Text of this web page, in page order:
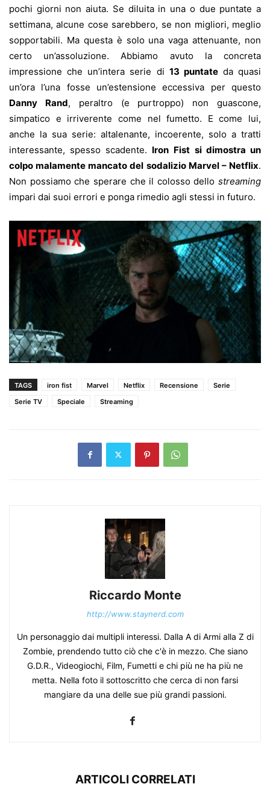
pochi giorni non aiuta. Se diluita in una o due puntate a
settimana, alcune cose sarebbero, se non migliori, meglio
sopportabili. Ma questa è solo una vaga attenuante, non
certo un’assoluzione. Abbiamo avuto la concreta
impressione che un’intera serie di 13 puntateda quasi
un’ora l’una fosse un’estensione eccessiva per questo
Danny Rand, peraltro (e purtroppo) non guascone,
simpatico e irriverente come nel fumetto. E come lui,
anche la sua serie: altalenante, incoerente, solo a tratti
interessante, spesso scadente. Iron Fist si dimostra un
colpo malamente mancato del sodalizio Marvel – Netflix.
Non possiamo che sperare che il colosso dello streaming
impari dai suoi errori e ponga rimedio agli stessi in futuro.
TAGS iron fist Marvel Netflix Recensione
Serie
Serie TV
Speciale Streaming
Riccardo Monte
http://www.staynerd.com
Un personaggio dai multipli interessi. Dalla A di Armi alla Z di
Zombie, prendendo tutto ciò che c'è in mezzo. Che siano
G.D.R., Videogiochi, Film, Fumetti e chi più ne ha più ne
metta. Nella foto il sottoscritto che cerca di non farsi
mangiare da una delle sue più grandi passioni.
ARTICOLI CORRELATI